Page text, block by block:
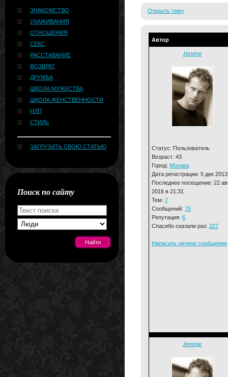
ЗНАКОМСТВО
УХАЖИВАНИЯ
ОТНОШЕНИЯ
СЕКС
РАССТАВАНИЕ
ВОЗВРАТ
ДРУЖБА
ШКОЛА МУЖЕСТВА
ШКОЛА ЖЕНСТВЕННОСТИ
НЛП
СТИЛЬ
ЗАГРУЗИТЬ СВОЮ СТАТЬЮ
Поиск по сайту
Открыть тему
Автор
Jerome
Статус: Пользователь
Возраст: 43
Город: Москва
Дата регистрации: 5 дек 2013
Последнее посещение: 22
2016 в 21:31
Тем: 7
Сообщений: 75
Репутация: 6
Спасибо сказали раз: 227
Написать личное сообщение
Jerome